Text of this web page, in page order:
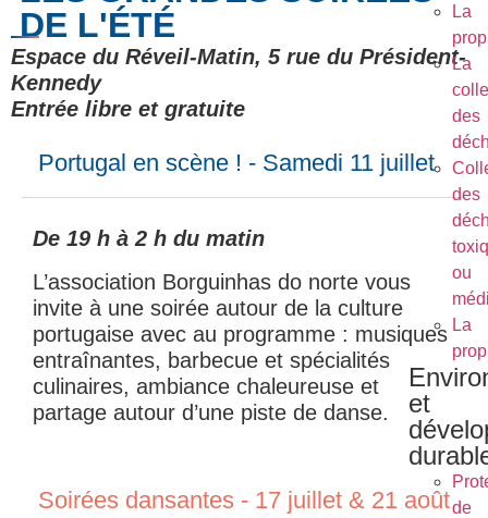
La
La
des
des
ou
La
et
de
DE L'ÉTÉ
Espace du Réveil-Matin, 5 rue du Président-
Kennedy
Entrée libre et gratuite
Portugal en scène ! - Samedi 11 juillet
De 19 h à 2 h du matin
L’association Borguinhas do norte vous
invite à une soirée autour de la culture
portugaise avec au programme : musiques
entraînantes, barbecue et spécialités
culinaires, ambiance chaleureuse et
partage autour d’une piste de danse.
Soirées dansantes - 17 juillet & 21 août